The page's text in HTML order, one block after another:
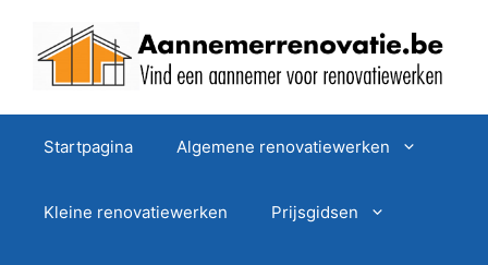
Startpagina Algemene renovatiewerken
Kleine renovatiewerken Prijsgidsen